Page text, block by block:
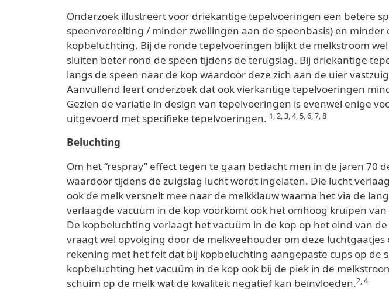
Onderzoek illustreert voor driekantige tepelvoeringen een betere
speenvereelting / minder zwellingen aan de speenbasis) en
kopbeluchting. Bij de ronde tepelvoeringen blijkt de melkstroom
sluiten beter rond de speen tijdens de terugslag. Bij driekantige
langs de speen naar de kop waardoor deze zich aan de uier
Aanvullend leert onderzoek dat ook vierkantige tepelvoeringen
Gezien de variatie in design van tepelvoeringen is evenwel enige
uitgevoerd met specifieke tepelvoeringen. 1, 2, 3, 4, 5, 6, 7, 8
Beluchting
Om het “respray” effect tegen te gaan bedacht men in de jaren
waardoor tijdens de zuigslag lucht wordt ingelaten. Die lucht
ook de melk versnelt mee naar de melkklauw waarna het via de
verlaagde vacuüm in de kop voorkomt ook het omhoog kruipen
De kopbeluchting verlaagt het vacuüm in de kop op het eind van
vraagt wel opvolging door de melkveehouder om deze
rekening met het feit dat bij kopbeluchting aangepaste cups op
kopbeluchting het vacuüm in de kop ook bij de piek in de
schuim op de melk wat de kwaliteit negatief kan beïnvloeden.2, 4